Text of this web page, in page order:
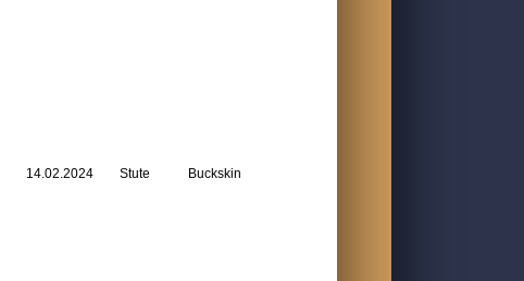
14.02.2024 Stute Buckskin